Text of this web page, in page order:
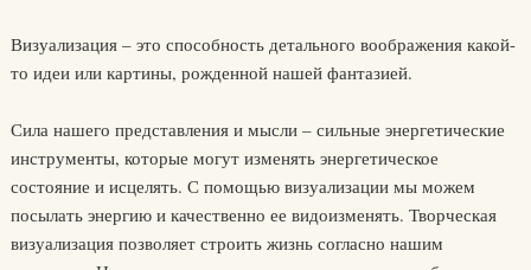
Визуализация – это способность детального воображения какой-
то идеи или картины, рожденной нашей фантазией.
Сила нашего представления и мысли – сильные энергетические
инструменты, которые могут изменять энергетическое
состояние и исцелять. С помощью визуализации мы можем
посылать энергию и качественно ее видоизменять. Творческая
визуализация позволяет строить жизнь согласно нашим